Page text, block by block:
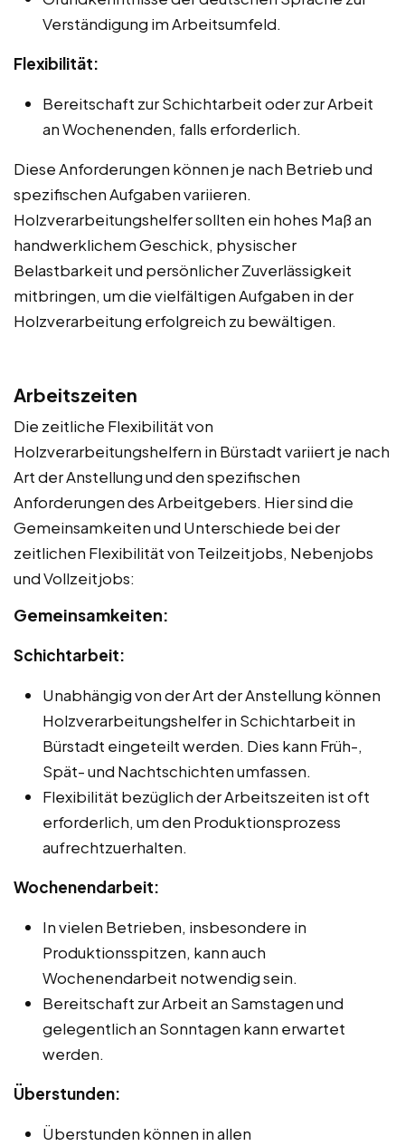
Verständigung im Arbeitsumfeld.
Flexibilität:
Bereitschaft zur Schichtarbeit oder zur Arbeit
an Wochenenden, falls erforderlich.
Diese Anforderungen können je nach Betrieb und
spezifischen Aufgaben variieren.
Holzverarbeitungshelfer sollten ein hohes Maß an
handwerklichem Geschick, physischer
Belastbarkeit und persönlicher Zuverlässigkeit
mitbringen, um die vielfältigen Aufgaben in der
Holzverarbeitung erfolgreich zu bewältigen.
Arbeitszeiten
Die zeitliche Flexibilität von
Holzverarbeitungshelfern in Bürstadt variiert je nach
Art der Anstellung und den spezifischen
Anforderungen des Arbeitgebers. Hier sind die
Gemeinsamkeiten und Unterschiede bei der
zeitlichen Flexibilität von Teilzeitjobs, Nebenjobs
und Vollzeitjobs:
Gemeinsamkeiten:
Schichtarbeit:
Unabhängig von der Art der Anstellung können
Holzverarbeitungshelfer in Schichtarbeit in
Bürstadt eingeteilt werden. Dies kann Früh-,
Spät- und Nachtschichten umfassen.
Flexibilität bezüglich der Arbeitszeiten ist oft
erforderlich, um den Produktionsprozess
aufrechtzuerhalten.
Wochenendarbeit:
In vielen Betrieben, insbesondere in
Produktionsspitzen, kann auch
Wochenendarbeit notwendig sein.
Bereitschaft zur Arbeit an Samstagen und
gelegentlich an Sonntagen kann erwartet
werden.
Überstunden:
Überstunden können in allen